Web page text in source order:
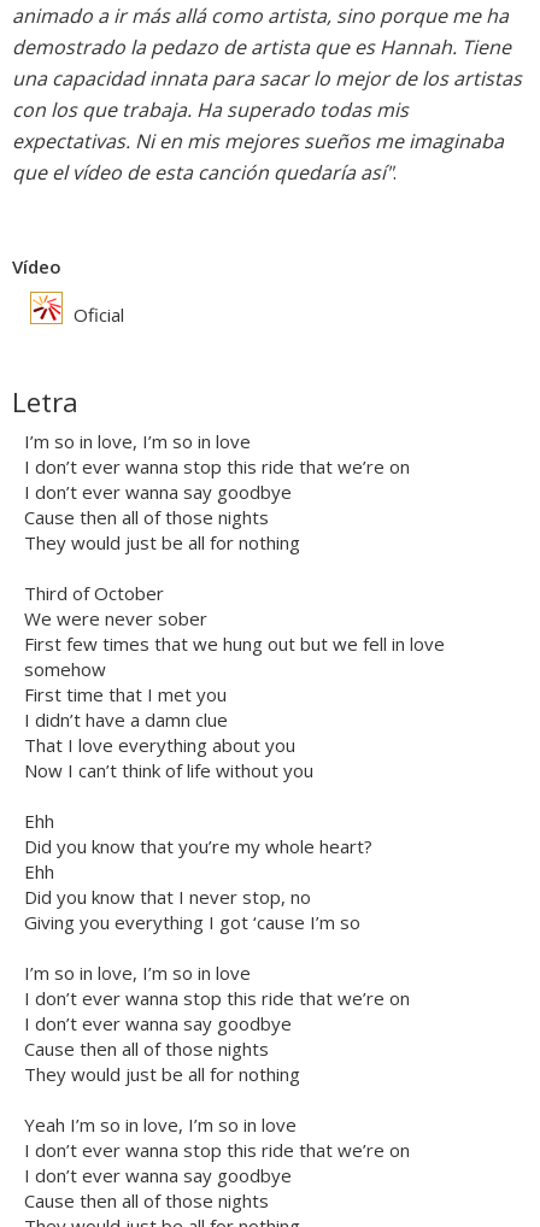
animado a ir más allá como artista, sino porque me ha
demostrado la pedazo de artista que es Hannah. Tiene
una capacidad innata para sacar lo mejor de los artistas
con los que trabaja. Ha superado todas mis
expectativas. Ni en mis mejores sueños me imaginaba
que el vídeo de esta canción quedaría así".
Vídeo
Oficial
Letra
I’m so in love, I’m so in love
I don’t ever wanna stop this ride that we’re on
I don’t ever wanna say goodbye
Cause then all of those nights
They would just be all for nothing
Third of October
We were never sober
First few times that we hung out but we fell in love
somehow
First time that I met you
I didn’t have a damn clue
That I love everything about you
Now I can’t think of life without you
Ehh
Did you know that you’re my whole heart?
Ehh
Did you know that I never stop, no
Giving you everything I got ‘cause I’m so
I’m so in love, I’m so in love
I don’t ever wanna stop this ride that we’re on
I don’t ever wanna say goodbye
Cause then all of those nights
They would just be all for nothing
Yeah I’m so in love, I’m so in love
I don’t ever wanna stop this ride that we’re on
I don’t ever wanna say goodbye
Cause then all of those nights